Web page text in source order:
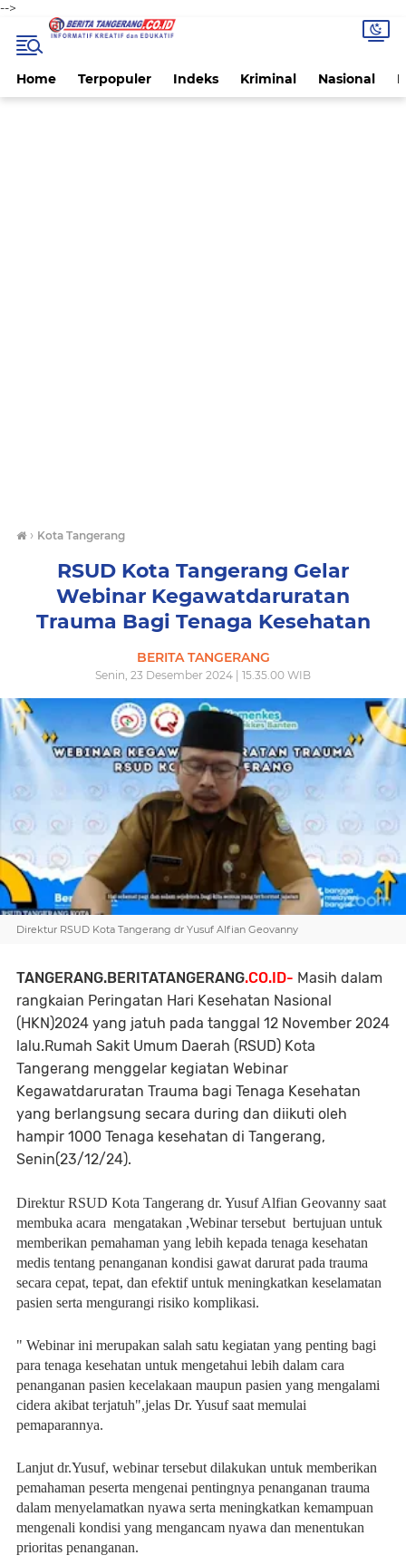
-->
Home Terpopuler Indeks Kriminal Nasional
› Kota Tangerang
RSUD Kota Tangerang Gelar
Webinar Kegawatdaruratan
Trauma Bagi Tenaga Kesehatan
BERITA TANGERANG
Senin, 23 Desember 2024 | 15.35.00 WIB
Direktur RSUD Kota Tangerang dr Yusuf Alfian Geovanny
TANGERANG.BERITATANGERANG.CO.ID- Masih dalam
rangkaian Peringatan Hari Kesehatan Nasional
(HKN)2024 yang jatuh pada tanggal 12 November 2024
lalu.Rumah Sakit Umum Daerah (RSUD) Kota
Tangerang menggelar kegiatan Webinar
Kegawatdaruratan Trauma bagi Tenaga Kesehatan
yang berlangsung secara during dan diikuti oleh
hampir 1000 Tenaga kesehatan di Tangerang,
Senin(23/12/24).
Direktur RSUD Kota Tangerang dr. Yusuf Alfian Geovanny saat
membuka acara mengatakan ,Webinar tersebut bertujuan untuk
memberikan pemahaman yang lebih kepada tenaga kesehatan
medis tentang penanganan kondisi gawat darurat pada trauma
secara cepat, tepat, dan efektif untuk meningkatkan keselamatan
pasien serta mengurangi risiko komplikasi.
" Webinar ini merupakan salah satu kegiatan yang penting bagi
para tenaga kesehatan untuk mengetahui lebih dalam cara
penanganan pasien kecelakaan maupun pasien yang mengalami
cidera akibat terjatuh",jelas Dr. Yusuf saat memulai
pemaparannya.
Lanjut dr.Yusuf, webinar tersebut dilakukan untuk memberikan
pemahaman peserta mengenai pentingnya penanganan trauma
dalam menyelamatkan nyawa serta meningkatkan kemampuan
mengenali kondisi yang mengancam nyawa dan menentukan
prioritas penanganan.